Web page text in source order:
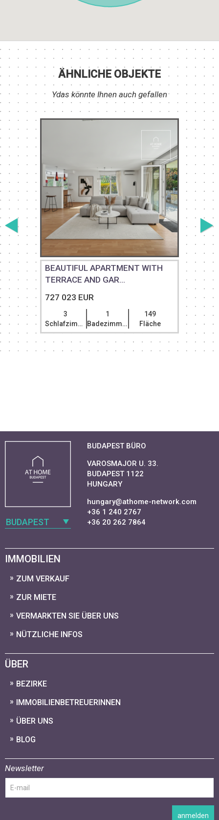
ÄHNLICHE OBJEKTE
Ydas könnte Ihnen auch gefallen
BEAUTIFUL APARTMENT WITH
TERRACE AND GAR...
727 023 EUR
3
Schlafzimmer
1
Badezimmer
149
Fläche
BUDAPEST
BUDAPEST BÜRO
VAROSMAJOR U. 33.
BUDAPEST 1122
HUNGARY
hungary@athome-network.com
+36 1 240 2767
+36 20 262 7864
IMMOBILIEN
ZUM VERKAUF
ZUR MIETE
VERMARKTEN SIE ÜBER UNS
NÜTZLICHE INFOS
ÜBER
BEZIRKE
IMMOBILIENBETREUERINNEN
ÜBER UNS
BLOG
Newsletter
anmelden